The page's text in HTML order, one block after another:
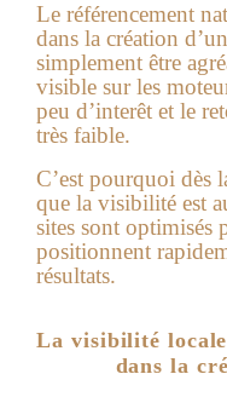
Le référencement
dans la création
simplement être
visible sur les
peu d’interêt et le
très faible.
C’est pourquoi dès
que la visibilité est
sites sont optimisés
positionnent
résultats.
La visibilité
dans la